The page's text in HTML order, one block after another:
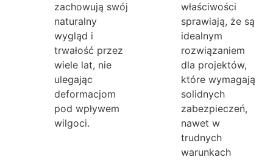
zachowują swój
naturalny
wygląd i
trwałość przez
wiele lat, nie
ulegając
deformacjom
pod wpływem
wilgoci.
właściwości
sprawiają, że są
idealnym
rozwiązaniem
dla projektów,
które wymagają
solidnych
zabezpieczeń,
nawet w
trudnych
warunkach